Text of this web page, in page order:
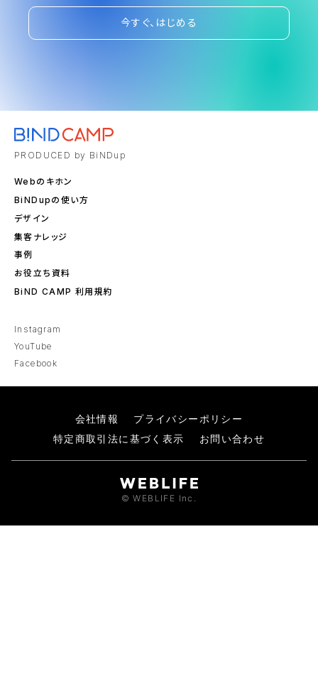
今すぐ、はじめる
PRODUCED by BiNDup
Webのキホン
BiNDupの使い方
デザイン
集客ナレッジ
事例
お役立ち資料
BiND CAMP 利用規約
Instagram
YouTube
Facebook
会社情報
プライバシーポリシー
特定商取引法に基づく表示
お問い合わせ
© WEBLIFE Inc.